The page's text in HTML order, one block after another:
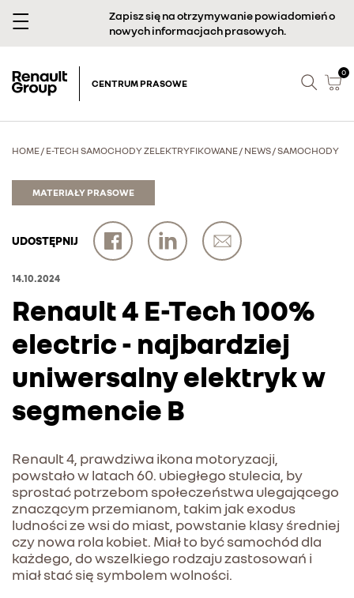
Zapisz się na otrzymywanie powiadomień o
nowych informacjach prasowych.
CENTRUM PRASOWE
0
HOME/ E-TECH SAMOCHODY ZELEKTRYFIKOWANE/ NEWS/SAMOCHODY
MATERIAŁY PRASOWE
UDOSTĘPNIJ
14.10.2024
Renault 4 E-Tech 100%
electric - najbardziej
uniwersalny elektryk w
segmencie B
Renault 4, prawdziwa ikona motoryzacji,
powstało w latach 60. ubiegłego stulecia, by
sprostać potrzebom społeczeństwa ulegającego
znaczącym przemianom, takim jak exodus
ludności ze wsi do miast, powstanie klasy średniej
czy nowa rola kobiet. Miał to być samochód dla
każdego, do wszelkiego rodzaju zastosowań i
miał stać się symbolem wolności.